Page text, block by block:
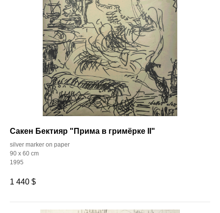
Сакен Бектияр "Прима в гримёрке II"
silver marker on paper
90 x 60 cm
1995
1 440 $